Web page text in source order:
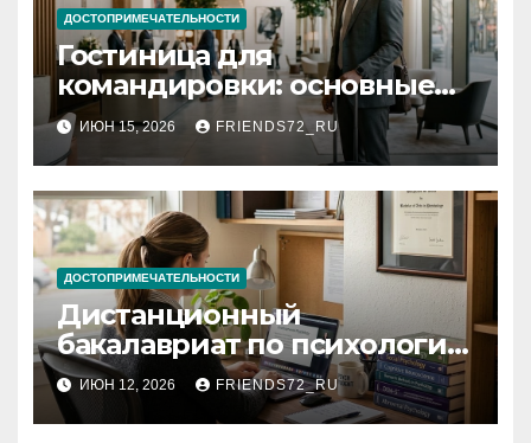
ДОСТОПРИМЕЧАТЕЛЬНОСТИ
Гостиница для
командировки: основные
критерии выбора
ИЮН 15, 2026 FRIENDS72_RU
ДОСТОПРИМЕЧАТЕЛЬНОСТИ
Дистанционный
бакалавриат по психологии
с присуждением
государственного диплома:
условия и требования
ИЮН 12, 2026 FRIENDS72_RU